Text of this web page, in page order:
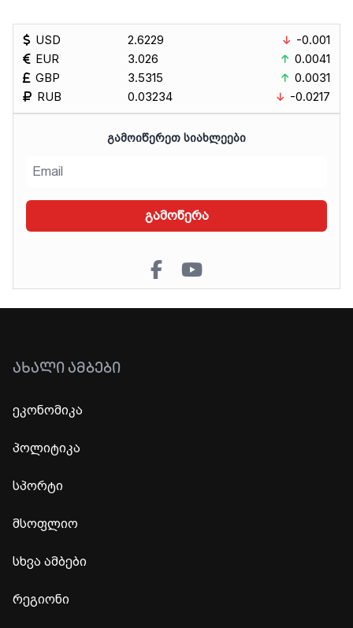
USD
EUR
GBP
RUB
2.6229
3.026
3.5315
0.03234
-0.001
0.0041
0.0031
-0.0217
ᲒᲐᲛᲝᲘᲬᲔᲠᲔᲗ ᲡᲘᲐᲮᲚᲔᲔᲑᲘ
გამოწერა
ᲐᲮᲐᲚᲘ ᲐᲛᲑᲔᲑᲘ
ეკონომიკა
პოლიტიკა
სპორტი
მსოფლიო
სხვა ამბები
რეგიონი